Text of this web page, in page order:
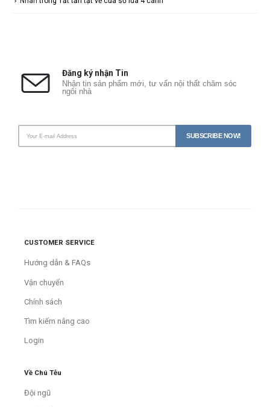
Đăng ký nhận Tin
Nhận tin sản phẩm mới, tư vấn nội thất chăm sóc
ngôi nhà
CUSTOMER SERVICE
Hướng dẫn & FAQs
Vận chuyển
Chính sách
Tìm kiếm nâng cao
Login
Về Chú Tễu
Đội ngũ